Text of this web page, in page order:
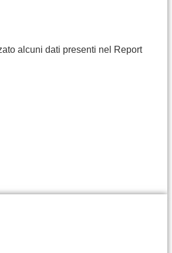
alcuni dati presenti nel Report